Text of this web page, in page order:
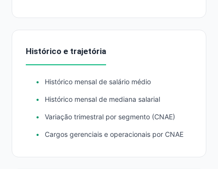
Histórico e trajetória
Histórico mensal de salário médio
Histórico mensal de mediana salarial
Variação trimestral por segmento (CNAE)
Cargos gerenciais e operacionais por CNAE